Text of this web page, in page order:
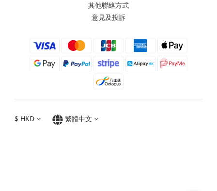
其他聯絡方式
意見及投訴
$ HKD 繁體中文